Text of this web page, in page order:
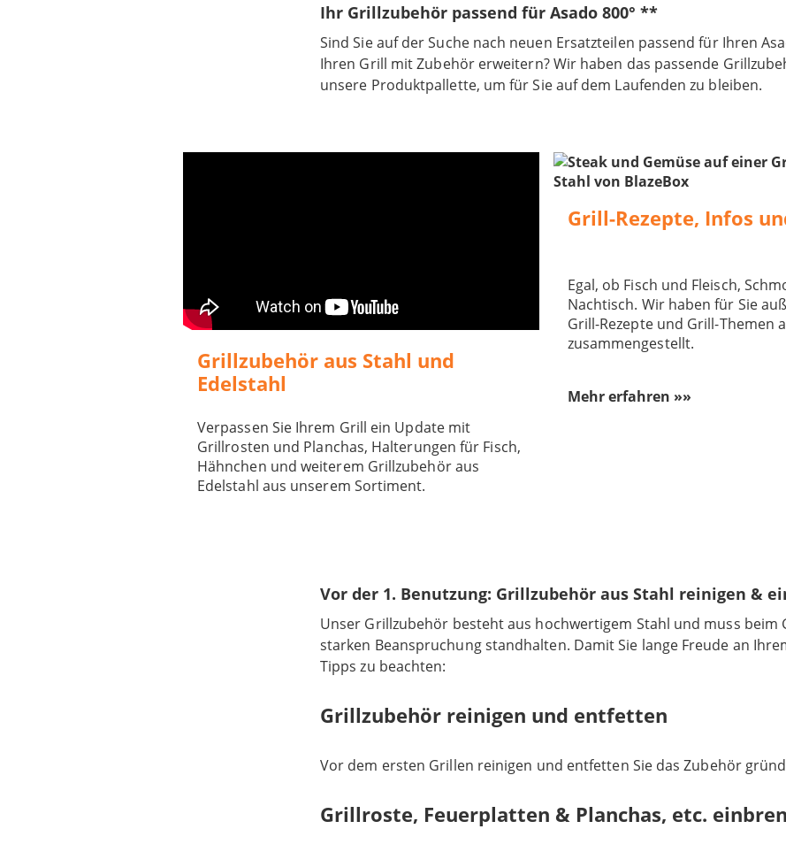
Ihr Grillzubehör passend für Asado 800° **
Sind Sie auf der Suche nach neuen Ersatzteilen passend für Ihren
Ihren Grill mit Zubehör erweitern? Wir haben das passende
unsere Produktpallette, um für Sie auf dem Laufenden zu bleiben.
Grillzubehör aus Stahl und
Edelstahl
Verpassen Sie Ihrem Grill ein Update mit
Grillrosten und Planchas, Halterungen für Fisch,
Hähnchen und weiterem Grillzubehör aus
Edelstahl aus unserem Sortiment.
Grill-Rezepte, Infos
Egal, ob Fisch und Fleisch,
Nachtisch. Wir haben für Sie
Grill-Rezepte und Grill-Themen
zusammengestellt.
Mehr erfahren »»
Vor der 1. Benutzung: Grillzubehör aus Stahl reinigen &
Unser Grillzubehör besteht aus hochwertigem Stahl und muss
starken Beanspruchung standhalten. Damit Sie lange Freude an
Tipps zu beachten:
Grillzubehör reinigen und entfetten
Vor dem ersten Grillen reinigen und entfetten Sie das Zubehör
Grillroste, Feuerplatten & Planchas, etc.